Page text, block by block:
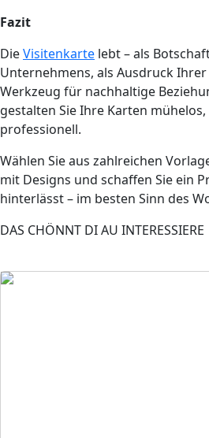
Fazit
DieVisitenkarte lebt – als
Unternehmens, als Ausdruck
Werkzeug für nachhaltige
gestalten Sie Ihre Karten
professionell.
Wählen Sie aus zahlreichen
mit Designs und schaffen Sie ein
hinterlässt – im besten Sinn des
DAS CHÖNNT DI AU INTERESSIERE